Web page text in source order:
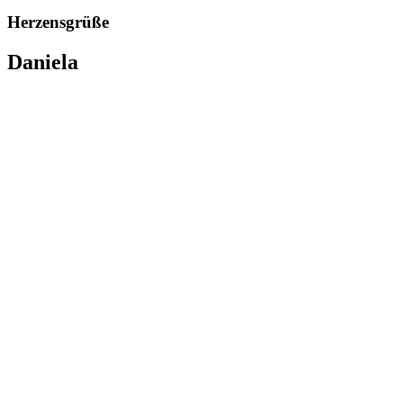
Herzensgrüße
Daniela